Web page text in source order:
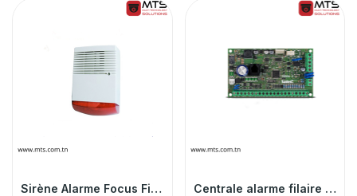
Sirène Alarme Focus Filaire Centrale alarme filaire 5 zones Satel